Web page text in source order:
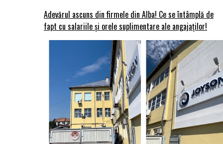
Adevărul ascuns din firmele din Alba! Ce se întâmplă de
fapt cu salariile și orele suplimentare ale angajaților!